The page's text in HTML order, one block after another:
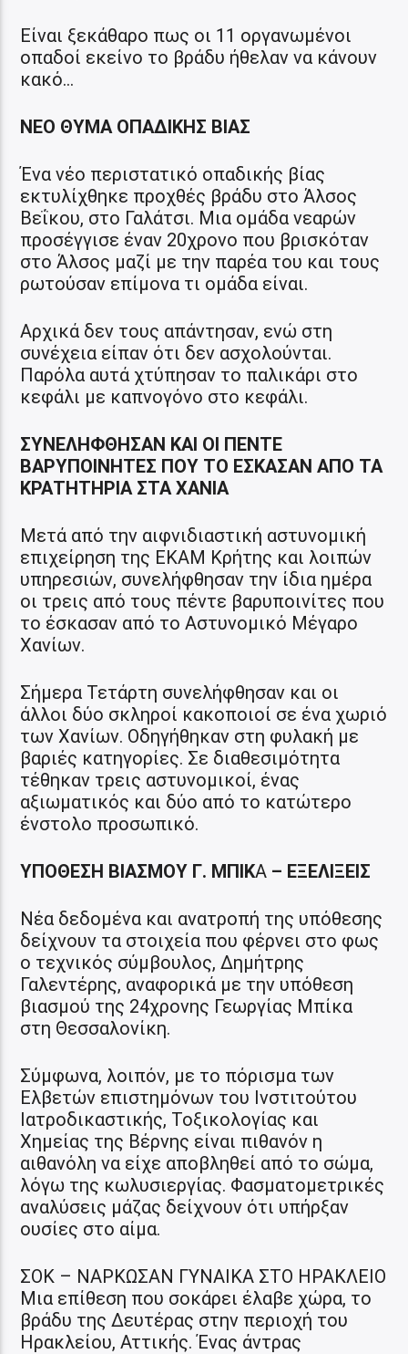
Είναι ξεκάθαρο πως οι 11 οργανωμένοι
οπαδοί εκείνο το βράδυ ήθελαν να κάνουν
κακό…
ΝΕΟ ΘΥΜΑ ΟΠΑΔΙΚΗΣ ΒΙΑΣ
Ένα νέο περιστατικό οπαδικής βίας
εκτυλίχθηκε προχθές βράδυ στο Άλσος
Βεΐκου, στο Γαλάτσι. Μια ομάδα νεαρών
προσέγγισε έναν 20χρονο που βρισκόταν
στο Άλσος μαζί με την παρέα του και τους
ρωτούσαν επίμονα τι ομάδα είναι.
Αρχικά δεν τους απάντησαν, ενώ στη
συνέχεια είπαν ότι δεν ασχολούνται.
Παρόλα αυτά χτύπησαν το παλικάρι στο
κεφάλι με καπνογόνο στο κεφάλι.
ΣΥΝΕΛΗΦΘΗΣΑΝ ΚΑΙ ΟΙ ΠΕΝΤΕ
ΒΑΡΥΠΟΙΝΗΤΕΣ ΠΟΥ ΤΟ ΕΣΚΑΣΑΝ ΑΠΟ ΤΑ
ΚΡΑΤΗΤΗΡΙΑ ΣΤΑ ΧΑΝΙΑ
Μετά από την αιφνιδιαστική αστυνομική
επιχείρηση της ΕΚΑΜ Κρήτης και λοιπών
υπηρεσιών, συνελήφθησαν την ίδια ημέρα
οι τρεις από τους πέντε βαρυποινίτες που
το έσκασαν από το Αστυνομικό Μέγαρο
Χανίων.
Σήμερα Τετάρτη συνελήφθησαν και οι
άλλοι δύο σκληροί κακοποιοί σε ένα χωριό
των Χανίων. Οδηγήθηκαν στη φυλακή με
βαριές κατηγορίες. Σε διαθεσιμότητα
τέθηκαν τρεις αστυνομικοί, ένας
αξιωματικός και δύο από το κατώτερο
ένστολο προσωπικό.
ΥΠΟΘΕΣΗ ΒΙΑΣΜΟΥ Γ. ΜΠΙΚΑ – ΕΞΕΛΙΞΕΙΣ
Νέα δεδομένα και ανατροπή της υπόθεσης
δείχνουν τα στοιχεία που φέρνει στο φως
ο τεχνικός σύμβουλος, Δημήτρης
Γαλεντέρης, αναφορικά με την υπόθεση
βιασμού της 24χρονης Γεωργίας Μπίκα
στη Θεσσαλονίκη.
Σύμφωνα, λοιπόν, με το πόρισμα των
Ελβετών επιστημόνων του Ινστιτούτου
Ιατροδικαστικής, Τοξικολογίας και
Χημείας της Βέρνης είναι πιθανόν η
αιθανόλη να είχε αποβληθεί από το σώμα,
λόγω της κωλυσιεργίας. Φασματομετρικές
αναλύσεις μάζας δείχνουν ότι υπήρξαν
ουσίες στο αίμα.
ΣΟΚ – ΝΑΡΚΩΣΑΝ ΓΥΝΑΙΚΑ ΣΤΟ ΗΡΑΚΛΕΙΟ
Μια επίθεση που σοκάρει έλαβε χώρα, το
βράδυ της Δευτέρας στην περιοχή του
Ηρακλείου, Αττικής. Ένας άντρας